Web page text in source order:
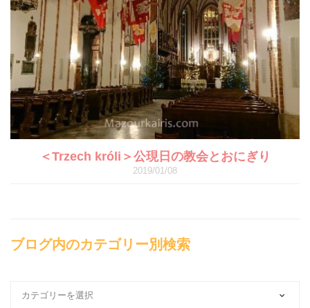
＜Trzech króli＞公現日の教会とおにぎり
2019/01/08
ブログ内のカテゴリー別検索